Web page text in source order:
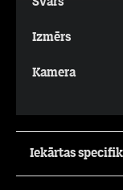
Izmērs
Kamera
Iekārtas